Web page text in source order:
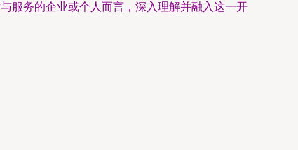
服务的企业或个人而言，深入理解并融入这一开